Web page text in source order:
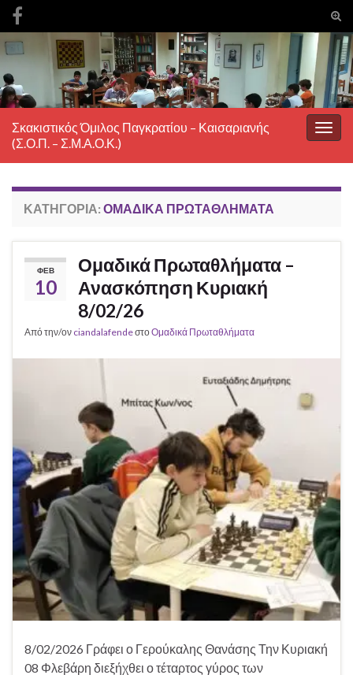
Search for:
Σκακιστικός Όμιλος Παγκρατίου – Καισαριανής
(Σ.Ο.Π. – Σ.Μ.Α.Ο.Κ.)
ΚΑΤΗΓΟΡΊΑ: ΟΜΑΔΙΚΆ ΠΡΩΤΑΘΛΉΜΑΤΑ
ΦΕΒ
10
Ομαδικά Πρωταθλήματα –
Ανασκόπηση Κυριακή
8/02/26
Από την/ον ciandalafendeστοΟμαδικά Πρωταθλήματα
8/02/2026 Γράφει ο Γερούκαλης Θανάσης Την Κυριακή
08 Φλεβάρη διεξήχθει ο τέταρτος γύρος των